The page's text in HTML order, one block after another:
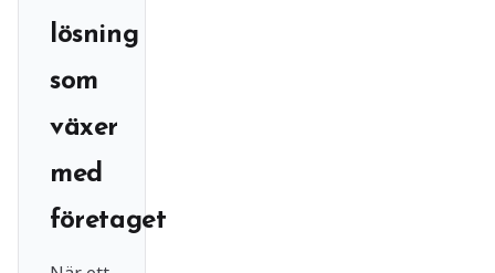
lösning
som
växer
med
företaget